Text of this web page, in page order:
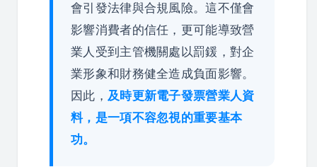
會引發法律與合規風險。這不僅會
影響消費者的信任，更可能導致營
業人受到主管機關處以罰鍰，對企
業形象和財務健全造成負面影響。
因此， 及時更新電子發票營業人資
料，是一項不容忽視的重要基本
功。